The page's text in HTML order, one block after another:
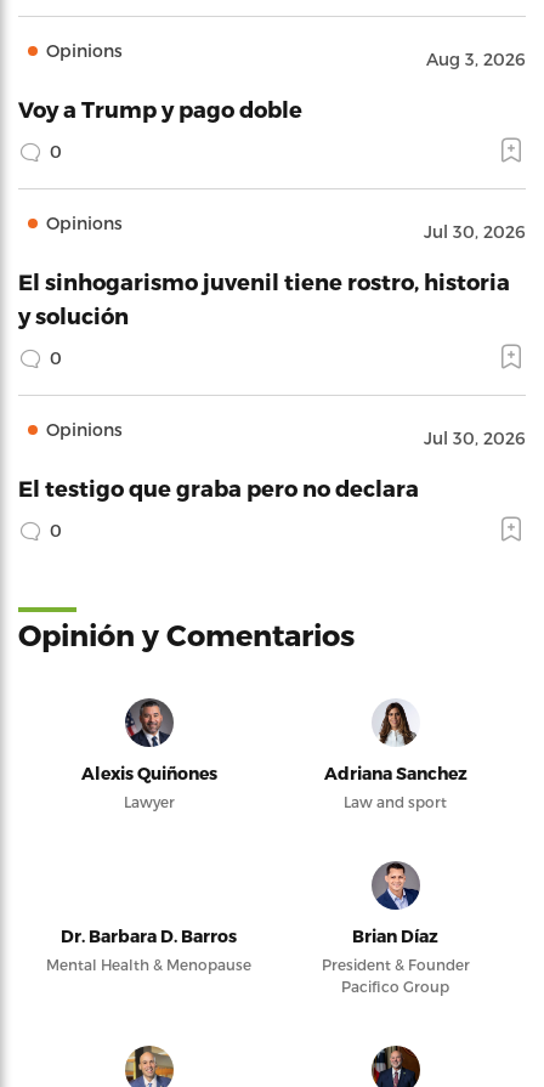
Opinions Aug 3, 2026
Voy a Trump y pago doble
0
Opinions Jul 30, 2026
El sinhogarismo juvenil tiene rostro, historia
y solución
0
Opinions Jul 30, 2026
El testigo que graba pero no declara
0
Opinión y Comentarios
Alexis Quiñones
Lawyer
Adriana Sanchez
Law and sport
Dr. Barbara D. Barros
Mental Health & Menopause
Brian Díaz
President & Founder
Pacifico Group